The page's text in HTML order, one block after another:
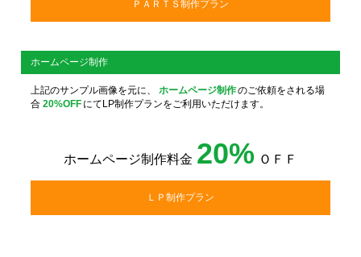
ＰＡＲＴＳ制作プラン
ホームページ制作
上記のサンプル画像を元に、 ホームページ制作のご依頼をされる場
合 20%OFF にてLP制作プランをご利用いただけます。
ホームページ制作料金 20% ＯＦＦ
ＬＰ制作プラン